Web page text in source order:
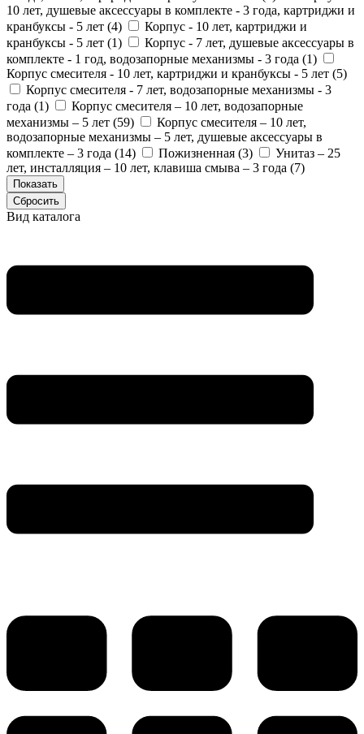
10 лет, душевые аксессуары в комплекте - 3 года, картриджи и
кранбуксы - 5 лет (4)
Корпус - 10 лет, картриджи и
кранбуксы - 5 лет (1)
Корпус - 7 лет, душевые аксессуары в
комплекте - 1 год, водозапорные механизмы - 3 года (1)
Корпус смесителя - 10 лет, картриджи и кранбуксы - 5 лет (5)
Корпус смесителя - 7 лет, водозапорные механизмы - 3
года (1)
Корпус смесителя – 10 лет, водозапорные
механизмы – 5 лет (59)
Корпус смесителя – 10 лет,
водозапорные механизмы – 5 лет, душевые аксессуары в
комплекте – 3 года (14) Пожизненная (3)
Унитаз – 25
лет, инсталляция – 10 лет, клавиша смыва – 3 года (7)
Вид каталога